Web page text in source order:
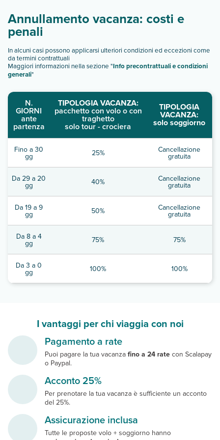
Annullamento vacanza: costi e
penali
In alcuni casi possono applicarsi ulteriori condizioni ed eccezioni come
da termini contrattuali
Maggiori informazioni nella sezione "Info precontrattuali e condizioni
generali"
N.
GIORNI
ante
partenza
TIPOLOGIA VACANZA:
pacchetto con volo o con
traghetto
solo tour - crociera
TIPOLOGIA
VACANZA:
solo soggiorno
Fino a 30
gg 25% Cancellazione
gratuita
Da 29 a 20
gg 40% Cancellazione
gratuita
Da 19 a 9
gg 50% Cancellazione
gratuita
Da 8 a 4
gg 75% 75%
Da 3 a 0
gg 100% 100%
I vantaggi per chi viaggia con noi
Pagamento a rate
Puoi pagare la tua vacanza fino a 24 rate con Scalapay
o Paypal.
Acconto 25%
Per prenotare la tua vacanza è sufficiente un acconto
del 25%.
Assicurazione inclusa
Tutte le proposte volo + soggiorno hanno